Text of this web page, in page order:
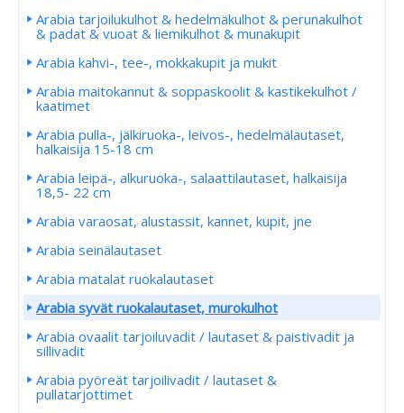
Arabia tarjoilukulhot & hedelmäkulhot & perunakulhot
& padat & vuoat & liemikulhot & munakupit
Arabia kahvi-, tee-, mokkakupit ja mukit
Arabia maitokannut & soppaskoolit & kastikekulhot /
kaatimet
Arabia pulla-, jälkiruoka-, leivos-, hedelmälautaset,
halkaisija 15-18 cm
Arabia leipä-, alkuruoka-, salaattilautaset, halkaisija
18,5- 22 cm
Arabia varaosat, alustassit, kannet, kupit, jne
Arabia seinälautaset
Arabia matalat ruokalautaset
Arabia syvät ruokalautaset, murokulhot
Arabia ovaalit tarjoiluvadit / lautaset & paistivadit ja
sillivadit
Arabia pyöreät tarjoilivadit / lautaset &
pullatarjottimet